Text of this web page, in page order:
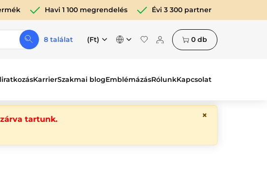
Havi 1 100 megrendelés Évi 3 300 partner
8 találat (Ft) 0 db
KarrierSzakmai blogEmblémázásRólunkKapcsolat
×
tartunk.